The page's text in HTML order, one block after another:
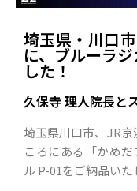
埼玉県・川口
に、ブルーラ
した！
久保寺 理人院長と
埼玉県川口市、JR
ころにある「かめ
ル P-01をご納品いた